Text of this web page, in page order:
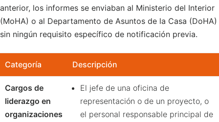
anterior, los informes se enviaban al Ministerio del Interior
(MoHA) o al Departamento de Asuntos de la Casa (DoHA)
sin ningún requisito específico de notificación previa.
Cargos de
liderazgo en
organizaciones
El jefe de una oficina de
representación o de un proyecto, o
el personal responsable principal de
Categoría Descripción